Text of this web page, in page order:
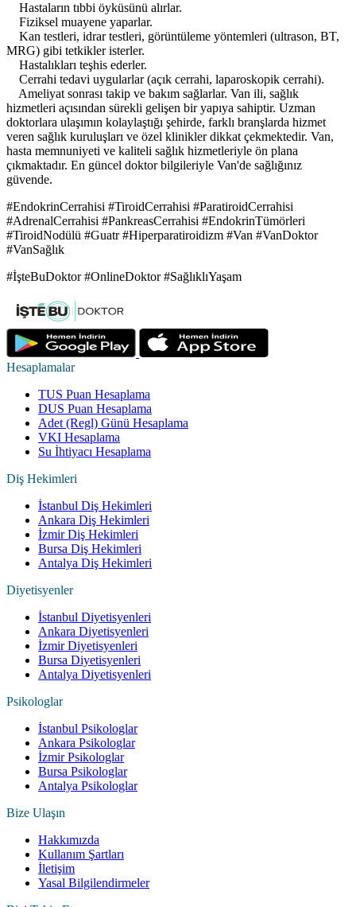
Hastaların tıbbi öyküsünü alırlar.
Fiziksel muayene yaparlar.
Kan testleri, idrar testleri, görüntüleme yöntemleri (ultrason, BT,
MRG) gibi tetkikler isterler.
Hastalıkları teşhis ederler.
Cerrahi tedavi uygularlar (açık cerrahi, laparoskopik cerrahi).
Ameliyat sonrası takip ve bakım sağlarlar. Van ili, sağlık
hizmetleri açısından sürekli gelişen bir yapıya sahiptir. Uzman
doktorlara ulaşımın kolaylaştığı şehirde, farklı branşlarda hizmet
veren sağlık kuruluşları ve özel klinikler dikkat çekmektedir. Van,
hasta memnuniyeti ve kaliteli sağlık hizmetleriyle ön plana
çıkmaktadır. En güncel doktor bilgileriyle Van'de sağlığınız
güvende.
#EndokrinCerrahisi #TiroidCerrahisi #ParatiroidCerrahisi
#AdrenalCerrahisi #PankreasCerrahisi #EndokrinTümörleri
#TiroidNodülü #Guatr #Hiperparatiroidizm #Van #VanDoktor
#VanSağlık
#İşteBuDoktor #OnlineDoktor #SağlıklıYaşam
Hesaplamalar
TUS Puan Hesaplama
DUS Puan Hesaplama
Adet (Regl) Günü Hesaplama
VKI Hesaplama
Su İhtiyacı Hesaplama
Diş Hekimleri
İstanbul Diş Hekimleri
Ankara Diş Hekimleri
İzmir Diş Hekimleri
Bursa Diş Hekimleri
Antalya Diş Hekimleri
Diyetisyenler
İstanbul Diyetisyenleri
Ankara Diyetisyenleri
İzmir Diyetisyenleri
Bursa Diyetisyenleri
Antalya Diyetisyenleri
Psikologlar
İstanbul Psikologlar
Ankara Psikologlar
İzmir Psikologlar
Bursa Psikologlar
Antalya Psikologlar
Bize Ulaşın
Hakkımızda
Kullanım Şartları
İletişim
Yasal Bilgilendirmeler